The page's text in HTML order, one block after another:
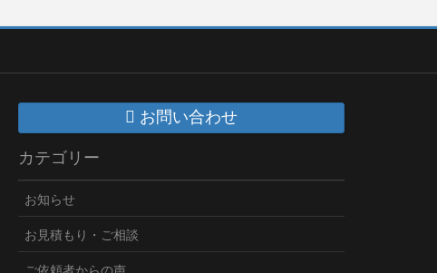
お問い合わせ
カテゴリー
お知らせ
お見積もり・ご相談